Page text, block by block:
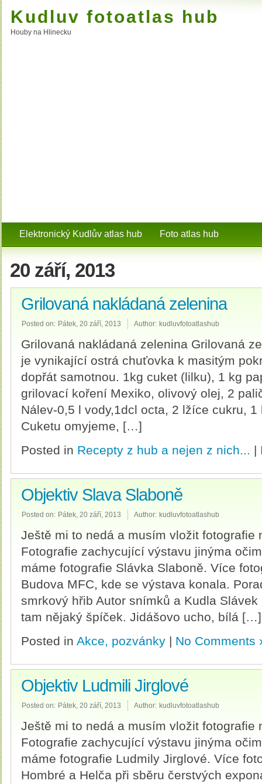
Kudluv fotoatlas hub
Houby na Hlinecku
Elektronický Kudlův atlas hub Foto atlas hub
20 září, 2013
Grilovaná nakládaná zelenina
Posted on: Pátek, 20 září, 2013 Author: kudluvfotoatlashub
Grilovaná nakládaná zelenina Grilovaná
je vynikající ostrá chuťovka k masitým
dopřát samotnou. 1kg cuket (lilku), 1 kg
grilovací koření Mexiko, olivový olej, 2
Nálev-0,5 l vody,1dcl octa, 2 lžíce cukru,
Cuketu omyjeme, […]
Posted in Recepty z hub a nejen z nich... |
Objektiv Slava Slaboně
Posted on: Pátek, 20 září, 2013 Author: kudluvfotoatlashub
Ještě mi to nedá a musím vložit fotografie
Fotografie zachycující výstavu jinýma
máme fotografie Slávka Slaboně. Více
Budova MFC, kde se výstava konala.
smrkový hřib Autor snímků a Kudla
tam nějaký špíček. Jidášovo ucho, bílá […]
Posted in Akce, pozvánky | No Comments
Objektiv Ludmili Jirglové
Posted on: Pátek, 20 září, 2013 Author: kudluvfotoatlashub
Ještě mi to nedá a musím vložit fotografie
Fotografie zachycující výstavu jinýma
máme fotografie Ludmily Jirglové. Více
Hombré a Helča při sběru čerstvých